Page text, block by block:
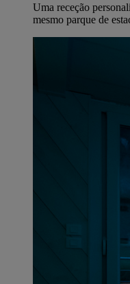
Uma receção
mesmo parque de